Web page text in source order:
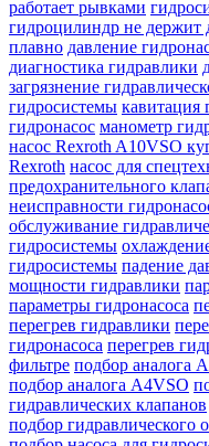
работает рывками
гидроцилиндр не держит
плавно давление
диагностика гидравлики
загрязнение
гидросистемы кавитация
гидронасос манометр
насос Rexroth A10VSO
Rexroth насос для
предохранительного
неисправности
обслуживание
гидросистемы
гидросистемы падение
мощности гидравлики
параметры гидронасоса
перегрев гидравлики
гидронасоса перегрев
фильтре подбор аналога
подбор аналога A4VSO
гидравлических клапанов
подбор гидравлического